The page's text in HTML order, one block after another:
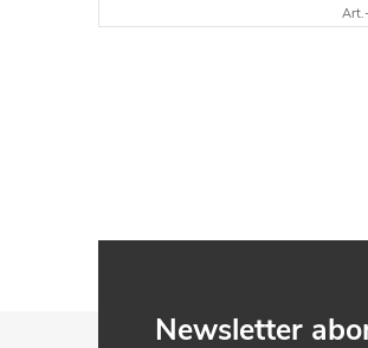
Newsletter